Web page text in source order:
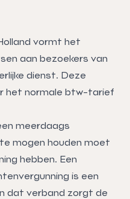
vormt het
aan bezoekers van
dienst. Deze
het normale btw-tarief
meerdaags
mogen houden moet
hebben. Een
is een
dat verband zorgt de